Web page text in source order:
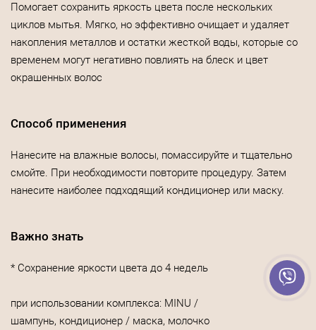
Помогает сохранить яркость цвета после нескольких
циклов мытья. Мягко, но эффективно очищает и удаляет
накопления металлов и остатки жесткой воды, которые со
временем могут негативно повлиять на блеск и цвет
окрашенных волос
Способ применения
Нанесите на влажные волосы, помассируйте и тщательно
смойте. При необходимости повторите процедуру. Затем
нанесите наиболее подходящий кондиционер или маску.
Важно знать
* Сохранение яркости цвета до 4 недель
при использовании комплекса: MINU /
шампунь, кондиционер / маска, молочко